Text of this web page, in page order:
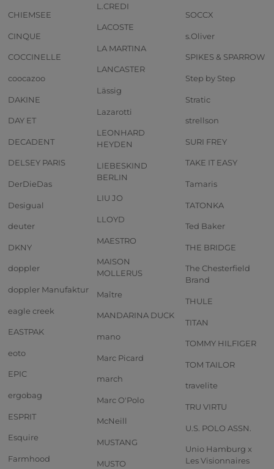
CHIEMSEE
CINQUE
COCCINELLE
coocazoo
DAKINE
DAY ET
DECADENT
DELSEY PARIS
DerDieDas
Desigual
deuter
DKNY
doppler
doppler Manufaktur
eagle creek
EASTPAK
eoto
EPIC
ergobag
ESPRIT
Esquire
Farmhood
L.CREDI
LACOSTE
LA MARTINA
LANCASTER
Lässig
Lazarotti
LEONHARD
HEYDEN
LIEBESKIND
BERLIN
LIU JO
LLOYD
MAESTRO
MAISON
MOLLERUS
Maître
MANDARINA DUCK
mano
Marc Picard
march
Marc O'Polo
McNeill
MUSTANG
MUSTO
SOCCX
s.Oliver
SPIKES & SPARROW
Step by Step
Stratic
strellson
SURI FREY
TAKE IT EASY
Tamaris
TATONKA
Ted Baker
THE BRIDGE
The Chesterfield
Brand
THULE
TITAN
TOMMY HILFIGER
TOM TAILOR
travelite
TRU VIRTU
U.S. POLO ASSN.
Unio Hamburg x
Les Visionnaires